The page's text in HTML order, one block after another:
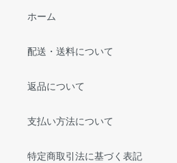
ホーム
配送・送料について
返品について
支払い方法について
特定商取引法に基づく表記